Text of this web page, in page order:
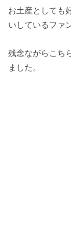
お土産としても
いしているファ
残念ながらこち
ました。